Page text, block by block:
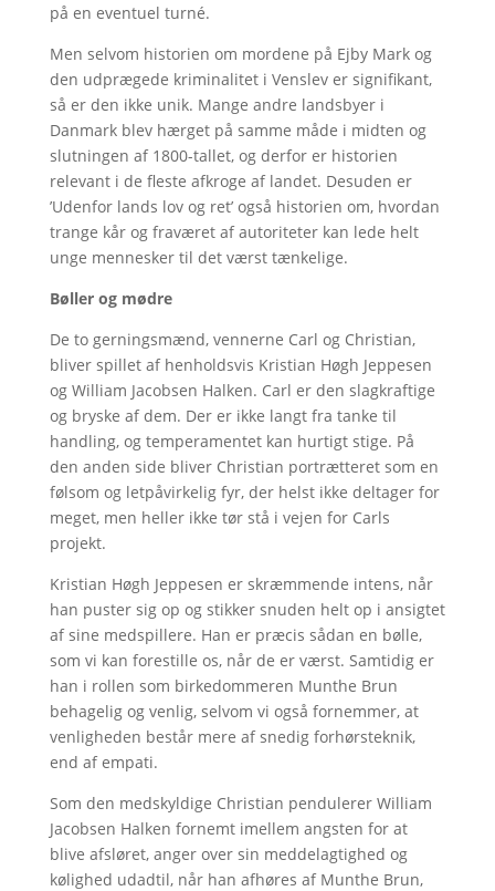
på en eventuel turné.
Men selvom historien om mordene på Ejby Mark og
den udprægede kriminalitet i Venslev er signifikant,
så er den ikke unik. Mange andre landsbyer i
Danmark blev hærget på samme måde i midten og
slutningen af 1800-tallet, og derfor er historien
relevant i de fleste afkroge af landet. Desuden er
’Udenfor lands lov og ret’ også historien om, hvordan
trange kår og fraværet af autoriteter kan lede helt
unge mennesker til det værst tænkelige.
Bøller og mødre
De to gerningsmænd, vennerne Carl og Christian,
bliver spillet af henholdsvis Kristian Høgh Jeppesen
og William Jacobsen Halken. Carl er den slagkraftige
og bryske af dem. Der er ikke langt fra tanke til
handling, og temperamentet kan hurtigt stige. På
den anden side bliver Christian portrætteret som en
følsom og letpåvirkelig fyr, der helst ikke deltager for
meget, men heller ikke tør stå i vejen for Carls
projekt.
Kristian Høgh Jeppesen er skræmmende intens, når
han puster sig op og stikker snuden helt op i ansigtet
af sine medspillere. Han er præcis sådan en bølle,
som vi kan forestille os, når de er værst. Samtidig er
han i rollen som birkedommeren Munthe Brun
behagelig og venlig, selvom vi også fornemmer, at
venligheden består mere af snedig forhørsteknik,
end af empati.
Som den medskyldige Christian pendulerer William
Jacobsen Halken fornemt imellem angsten for at
blive afsløret, anger over sin meddelagtighed og
kølighed udadtil, når han afhøres af Munthe Brun,